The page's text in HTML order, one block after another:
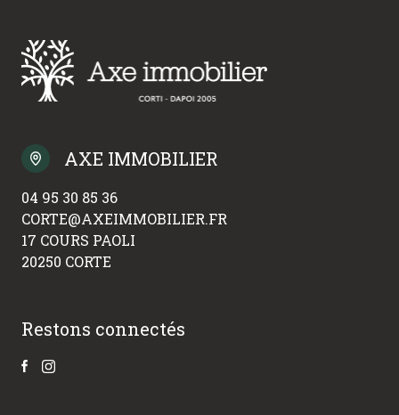
AXE IMMOBILIER
04 95 30 85 36
CORTE@AXEIMMOBILIER.FR
17 COURS PAOLI
20250 CORTE
Restons connectés